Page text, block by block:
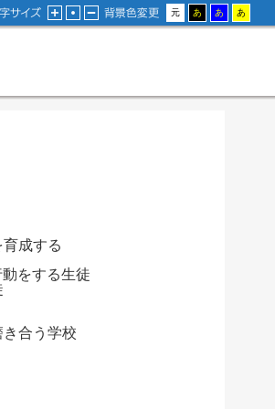
成する
をする生徒
う学校